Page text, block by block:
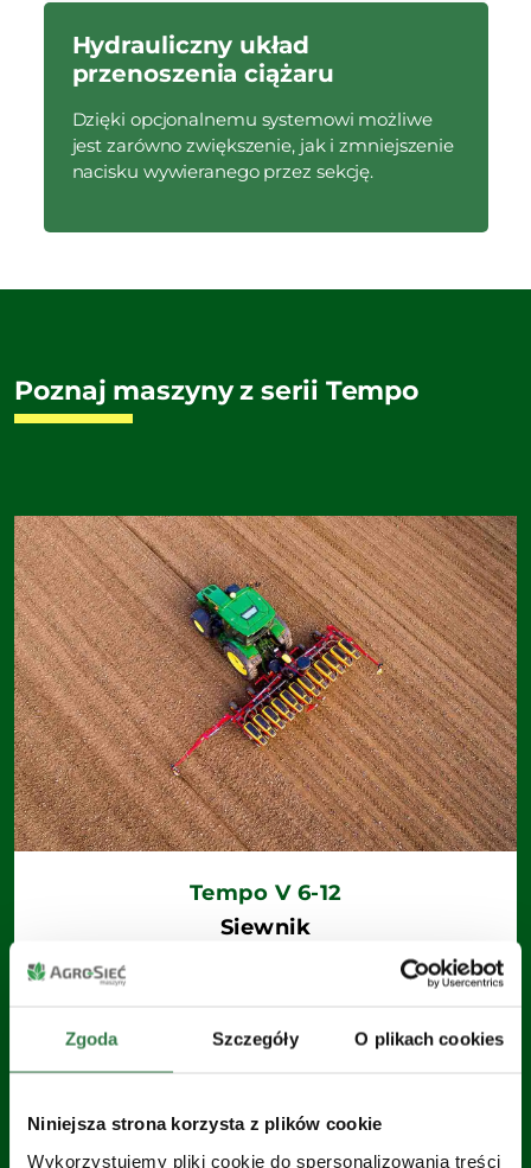
Zgoda Szczegóły O plikach cookies
Niniejsza strona korzysta z plików cookie
Wykorzystujemy pliki cookie do spersonalizowania treści
Hydrauliczny układ
przenoszenia ciążaru
Dzięki opcjonalnemu systemowi możliwe
jest zarówno zwiększenie, jak i zmniejszenie
nacisku wywieranego przez sekcję.
Poznaj maszyny z serii Tempo
Tempo V 6-12
Siewnik
Liczba rzędów 6 lub 12 (w zależności od